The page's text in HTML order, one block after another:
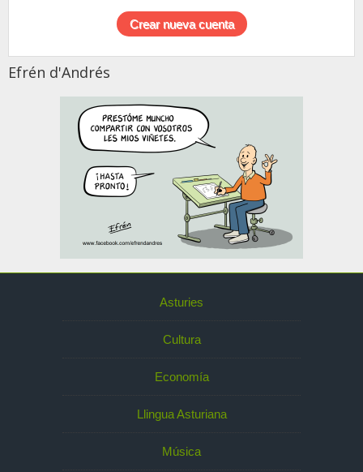
Efrén d'Andrés
Asturies
Cultura
Economía
Llingua Asturiana
Música